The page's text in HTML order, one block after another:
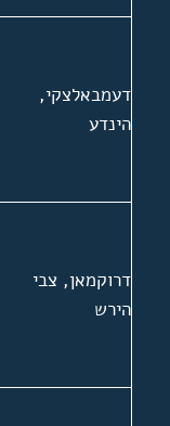
דעמבאלצקי,
הינדע
דרוקמאן, צבי
הירש